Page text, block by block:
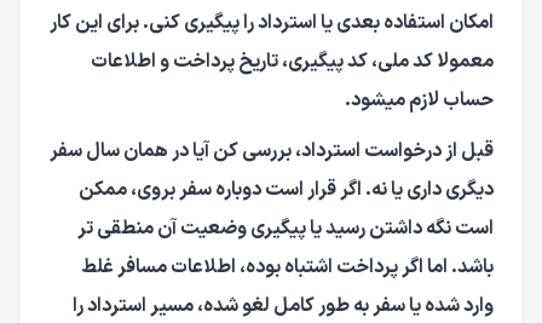
امکان استفاده بعدی یا استرداد را پیگیری کنی. برای این کار
معمولا کد ملی، کد پیگیری، تاریخ پرداخت و اطلاعات
حساب لازم میشود.
قبل از درخواست استرداد، بررسی کن آیا در همان سال سفر
دیگری داری یا نه. اگر قرار است دوباره سفر بروی، ممکن
است نگه داشتن رسید یا پیگیری وضعیت آن منطقی تر
باشد. اما اگر پرداخت اشتباه بوده، اطلاعات مسافر غلط
وارد شده یا سفر به طور کامل لغو شده، مسیر استرداد را